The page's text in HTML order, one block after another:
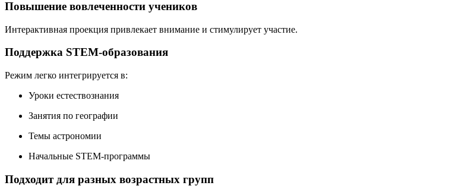
Повышение вовлеченности учеников
Интерактивная проекция привлекает внимание и стимулирует участие.
Поддержка STEM-образования
Режим легко интегрируется в:
Уроки естествознания
Занятия по географии
Темы астрономии
Начальные STEM-программы
Подходит для разных возрастных групп